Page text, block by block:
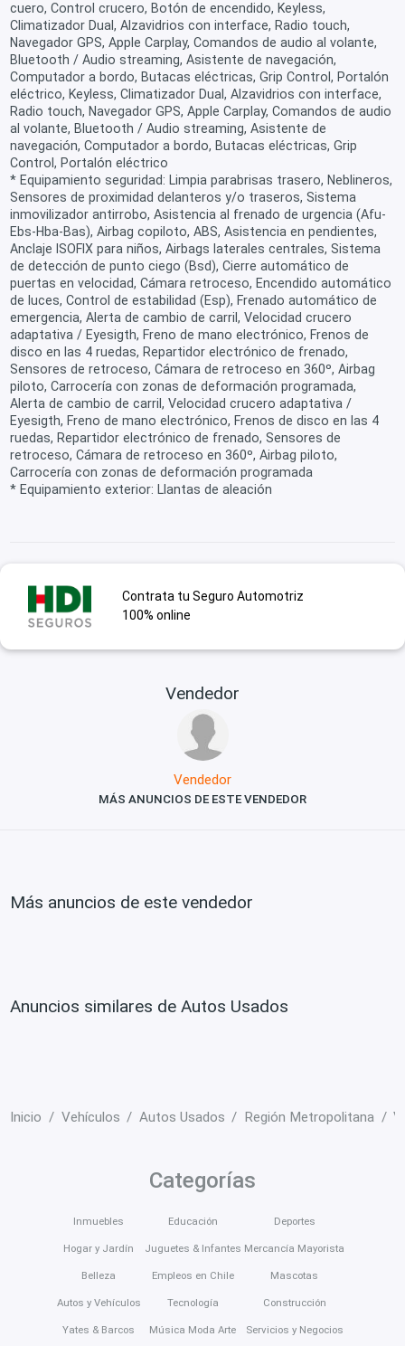
cuero, Control crucero, Botón de encendido, Keyless,
Climatizador Dual, Alzavidrios con interface, Radio touch,
Navegador GPS, Apple Carplay, Comandos de audio al volante,
Bluetooth / Audio streaming, Asistente de navegación,
Computador a bordo, Butacas eléctricas, Grip Control, Portalón
eléctrico, Keyless, Climatizador Dual, Alzavidrios con interface,
Radio touch, Navegador GPS, Apple Carplay, Comandos de audio
al volante, Bluetooth / Audio streaming, Asistente de
navegación, Computador a bordo, Butacas eléctricas, Grip
Control, Portalón eléctrico
* Equipamiento seguridad: Limpia parabrisas trasero, Neblineros,
Sensores de proximidad delanteros y/o traseros, Sistema
inmovilizador antirrobo, Asistencia al frenado de urgencia (Afu-
Ebs-Hba-Bas), Airbag copiloto, ABS, Asistencia en pendientes,
Anclaje ISOFIX para niños, Airbags laterales centrales, Sistema
de detección de punto ciego (Bsd), Cierre automático de
puertas en velocidad, Cámara retroceso, Encendido automático
de luces, Control de estabilidad (Esp), Frenado automático de
emergencia, Alerta de cambio de carril, Velocidad crucero
adaptativa / Eyesigth, Freno de mano electrónico, Frenos de
disco en las 4 ruedas, Repartidor electrónico de frenado,
Sensores de retroceso, Cámara de retroceso en 360º, Airbag
piloto, Carrocería con zonas de deformación programada,
Alerta de cambio de carril, Velocidad crucero adaptativa /
Eyesigth, Freno de mano electrónico, Frenos de disco en las 4
ruedas, Repartidor electrónico de frenado, Sensores de
retroceso, Cámara de retroceso en 360º, Airbag piloto,
Carrocería con zonas de deformación programada
* Equipamiento exterior: Llantas de aleación
Contrata tu Seguro Automotriz
100% online
Vendedor
Vendedor
MÁS ANUNCIOS DE ESTE VENDEDOR
Más anuncios de este vendedor
Anuncios similares de Autos Usados
Inicio Vehículos Autos Usados Región Metropolitana
Categorías
Inmuebles
Hogar y Jardín
Belleza
Autos y Vehículos
Yates & Barcos
Educación
Juguetes & Infantes
Empleos en Chile
Tecnología
Música Moda Arte
Deportes
Mercancía Mayorista
Mascotas
Construcción
Servicios y Negocios